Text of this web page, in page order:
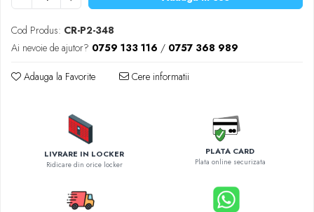
Diverse accesorii auto
Carcase protectie NOCO BOOST
Invertoare Auto
Aparate de spalat cu presiune
Cod Produs: CR-P2-348
Ai nevoie de ajutor? 0759 133 116 / 0757 368 989
Adauga la Favorite Cere informatii
LIVRARE IN LOCKER
Ridicare din orice locker
PLATA CARD
Plata online securizata